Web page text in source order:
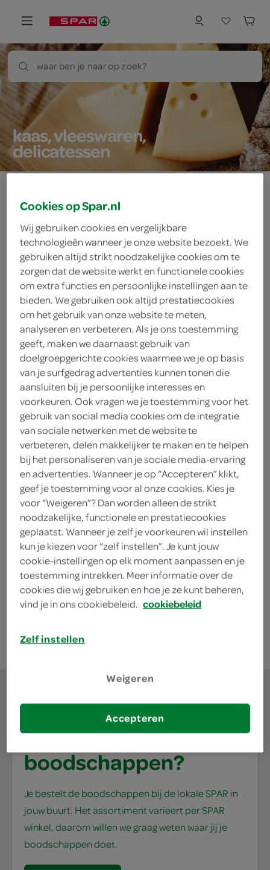
waar ben je naar op zoek?
kaas, vleeswaren,
delicatessen
Let op: aanbiedingen zijn niet zichtbaar bij de
producten, maar worden wél automatisch
verwerkt in de winkelmand.
delicatessen kaas
vegetarisch biologisch
filter (2)
Vergeer pastakaas geraspt
150 Gram
2.99 kies je SPAR
Vergeer Vergeer Kaas 40+
Geraspt Pizzakaas
150 Gram
2.99 kies je SPAR
waar doe jij je
boodschappen?
Je bestelt de boodschappen bij de lokale SPAR in
jouw buurt. Het assortiment varieert per SPAR
winkel, daarom willen we graag weten waar jij je
boodschappen doet.
Cookies op Spar.nl
Wij gebruiken cookies en vergelijkbare
technologieën wanneer je onze website bezoekt. We
gebruiken altijd strikt noodzakelijke cookies om te
zorgen dat de website werkt en functionele cookies
om extra functies en persoonlijke instellingen aan te
bieden. We gebruiken ook altijd prestatiecookies
om het gebruik van onze website te meten,
analyseren en verbeteren. Als je ons toestemming
geeft, maken we daarnaast gebruik van
doelgroepgerichte cookies waarmee we je op basis
van je surfgedrag advertenties kunnen tonen die
aansluiten bij je persoonlijke interesses en
voorkeuren. Ook vragen we je toestemming voor het
gebruik van social media cookies om de integratie
van sociale netwerken met de website te
verbeteren, delen makkelijker te maken en te helpen
bij het personaliseren van je sociale media-ervaring
en advertenties. Wanneer je op “Accepteren” klikt,
geef je toestemming voor al onze cookies. Kies je
voor “Weigeren”? Dan worden alleen de strikt
noodzakelijke, functionele en prestatiecookies
geplaatst. Wanneer je zelf je voorkeuren wil instellen
kun je kiezen voor “zelf instellen”. Je kunt jouw
cookie-instellingen op elk moment aanpassen en je
toestemming intrekken. Meer informatie over de
cookies die wij gebruiken en hoe je ze kunt beheren,
vind je in ons cookiebeleid. cookiebeleid
Zelf instellen
Weigeren
Accepteren